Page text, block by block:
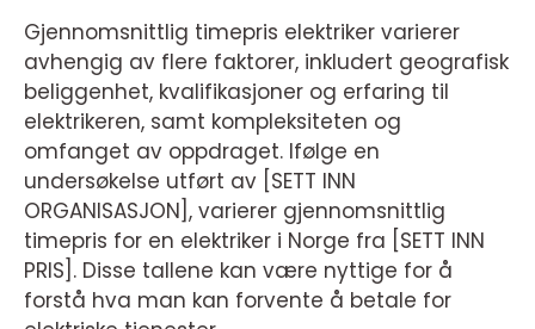
Gjennomsnittlig timepris elektriker varierer
avhengig av flere faktorer, inkludert geografisk
beliggenhet, kvalifikasjoner og erfaring til
elektrikeren, samt kompleksiteten og
omfanget av oppdraget. Ifølge en
undersøkelse utført av [SETT INN
ORGANISASJON], varierer gjennomsnittlig
timepris for en elektriker i Norge fra [SETT INN
PRIS]. Disse tallene kan være nyttige for å
forstå hva man kan forvente å betale for